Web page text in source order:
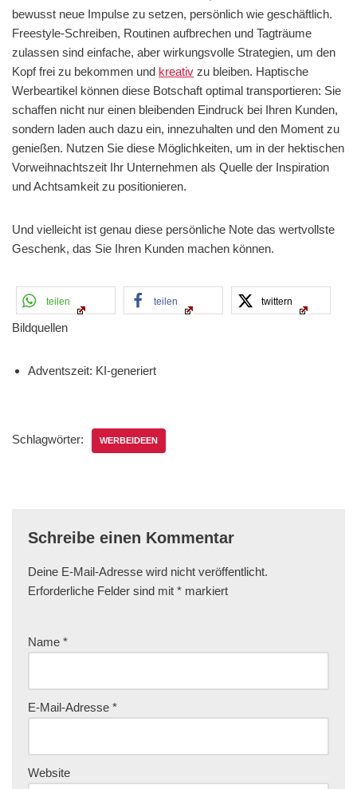
bewusst neue Impulse zu setzen, persönlich wie geschäftlich.
Freestyle-Schreiben, Routinen aufbrechen und Tagträume
zulassen sind einfache, aber wirkungsvolle Strategien, um den
Kopf frei zu bekommen und kreativ zu bleiben. Haptische
Werbeartikel können diese Botschaft optimal transportieren: Sie
schaffen nicht nur einen bleibenden Eindruck bei Ihren Kunden,
sondern laden auch dazu ein, innezuhalten und den Moment zu
genießen. Nutzen Sie diese Möglichkeiten, um in der hektischen
Vorweihnachtszeit Ihr Unternehmen als Quelle der Inspiration
und Achtsamkeit zu positionieren.
Und vielleicht ist genau diese persönliche Note das wertvollste
Geschenk, das Sie Ihren Kunden machen können.
teilen teilen twittern
Bildquellen
Adventszeit: KI-generiert
Schlagwörter: WERBEIDEEN
Schreibe einen Kommentar
Deine E-Mail-Adresse wird nicht veröffentlicht.
Erforderliche Felder sind mit * markiert
Name *
E-Mail-Adresse *
Website